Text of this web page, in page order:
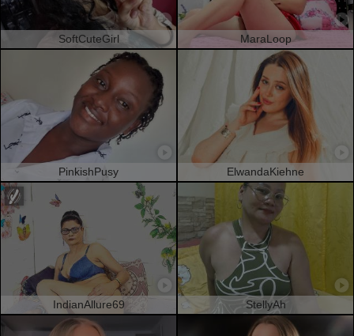
SoftCuteGirl MaraLoop
PinkishPusy ElwandaKiehne
IndianAllure69 StellyAh